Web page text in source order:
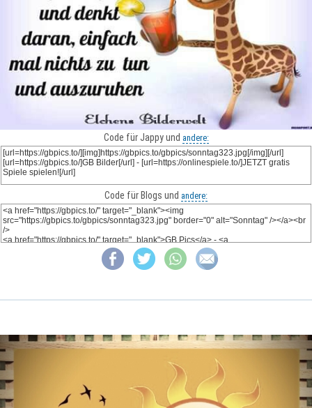
Code für Jappy und andere:
Code für Blogs und andere: